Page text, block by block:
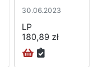
30.06.2023
LP
180,89 zł